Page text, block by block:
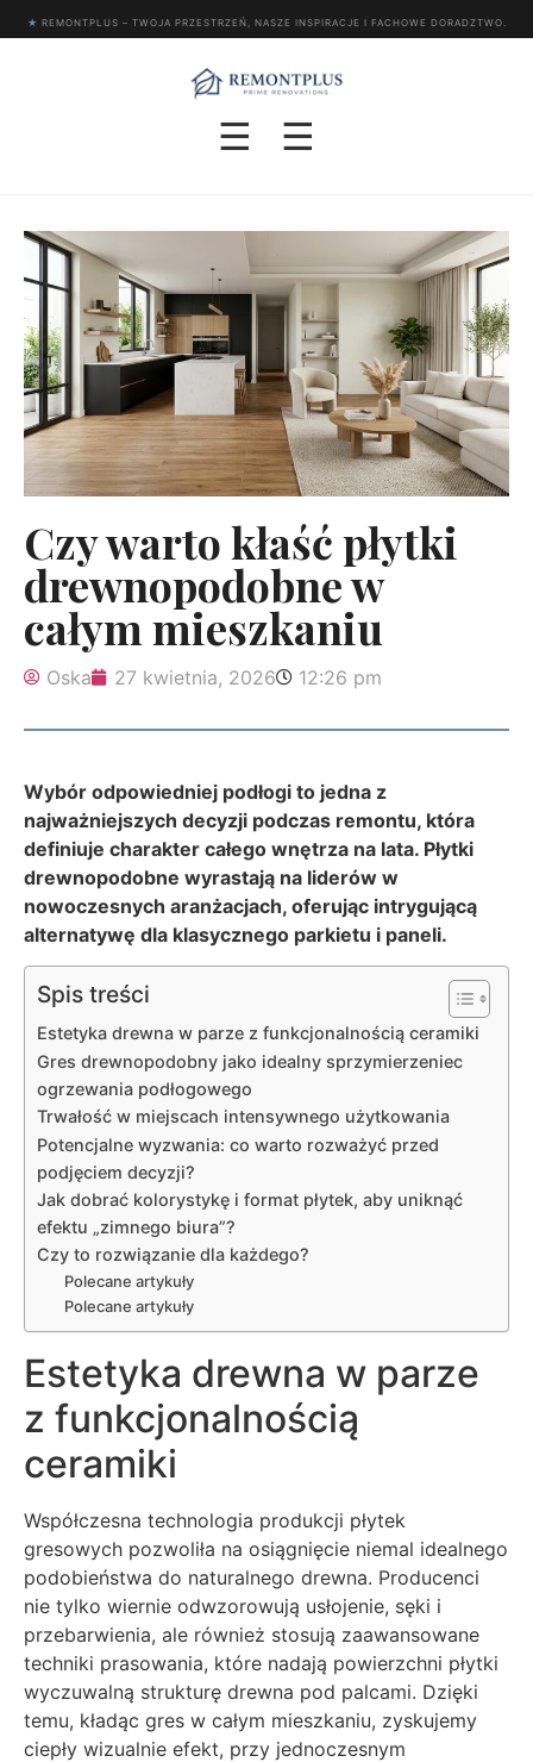
★ REMONTPLUS – TWOJA PRZESTRZEŃ, NASZE INSPIRACJE I FACHOWE DORADZTWO.
☰ ☰
Czy warto kłaść płytki
drewnopodobne w
całym mieszkaniu
Oska 27 kwietnia, 2026 12:26 pm
Wybór odpowiedniej podłogi to jedna z
najważniejszych decyzji podczas remontu, która
definiuje charakter całego wnętrza na lata. Płytki
drewnopodobne wyrastają na liderów w
nowoczesnych aranżacjach, oferując intrygującą
alternatywę dla klasycznego parkietu i paneli.
Spis treści
Estetyka drewna w parze z funkcjonalnością ceramiki
Gres drewnopodobny jako idealny sprzymierzeniec
ogrzewania podłogowego
Trwałość w miejscach intensywnego użytkowania
Potencjalne wyzwania: co warto rozważyć przed
podjęciem decyzji?
Jak dobrać kolorystykę i format płytek, aby uniknąć
efektu „zimnego biura”?
Czy to rozwiązanie dla każdego?
Polecane artykuły
Polecane artykuły
Estetyka drewna w parze
z funkcjonalnością
ceramiki
Współczesna technologia produkcji płytek
gresowych pozwoliła na osiągnięcie niemal idealnego
podobieństwa do naturalnego drewna. Producenci
nie tylko wiernie odwzorowują usłojenie, sęki i
przebarwienia, ale również stosują zaawansowane
techniki prasowania, które nadają powierzchni płytki
wyczuwalną strukturę drewna pod palcami. Dzięki
temu, kładąc gres w całym mieszkaniu, zyskujemy
ciepły wizualnie efekt, przy jednoczesnym